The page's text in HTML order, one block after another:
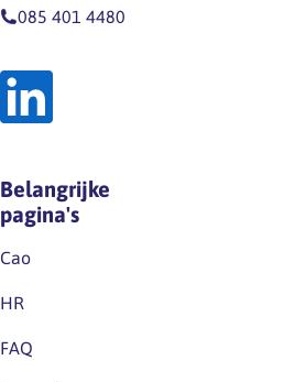
085 401 4480
Belangrijke
pagina's
Cao
HR
FAQ